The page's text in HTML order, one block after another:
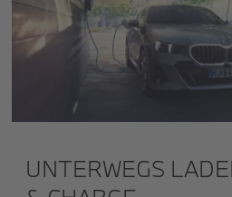
UNTERWEGS